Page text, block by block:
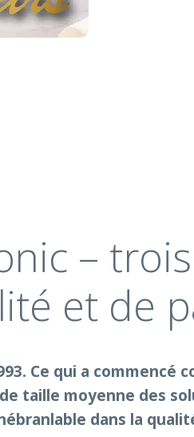
–
et de
Ce qui a
taille moyenne des
dans la